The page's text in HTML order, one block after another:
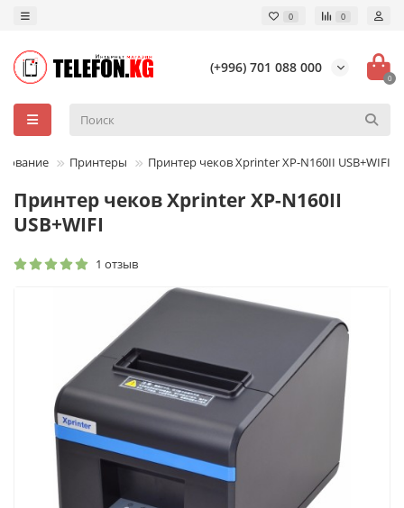
0 0
(+996) 701 088 000
0
Принтеры Принтер чеков Xprinter XP-N160II USB+WIFI
Принтер чеков Xprinter XP-N160II
USB+WIFI
1 отзыв